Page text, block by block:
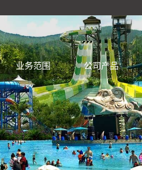
业务范围 公司产品